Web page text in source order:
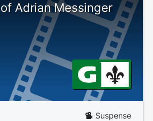
Adrian Messinger
Suspense